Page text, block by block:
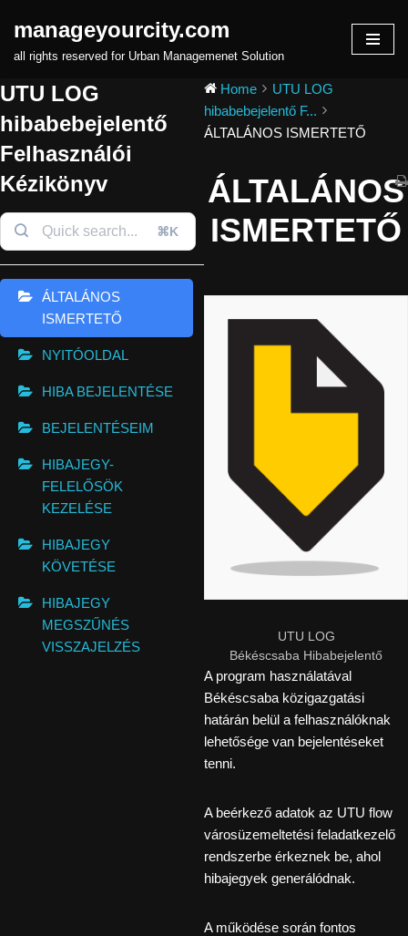
Skip
content
manageyourcity.com
all rights reserved for Urban Managemenet Solution
UTU LOG
hibabebejelentő
Felhasználói
Kézikönyv
⌘K
ÁLTALÁNOS
ISMERTETŐ
NYITÓOLDAL
HIBA BEJELENTÉSE
BEJELENTÉSEIM
HIBAJEGY-
FELELŐSÖK
KEZELÉSE
HIBAJEGY
KÖVETÉSE
HIBAJEGY
MEGSZŰNÉS
VISSZAJELZÉS
Home
UTU LOG
hibabebejelentő F...
ÁLTALÁNOS ISMERTETŐ
ÁLTALÁNOS
ISMERTETŐ
UTU LOG
Békéscsaba Hibabejelentő
A program használatával
Békéscsaba közigazgatási
határán belül a felhasználóknak
lehetősége van bejelentéseket
tenni.
A beérkező adatok az UTU flow
városüzemeltetési feladatkezelő
rendszerbe érkeznek be, ahol
hibajegyek generálódnak.
A működése során fontos